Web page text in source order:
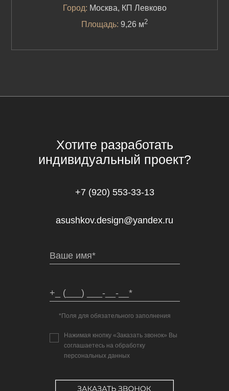
Город: Москва, КП Левково
Площадь: 9,26 м2
Хотите разработать
индивидуальный проект?
+7 (920) 553-33-13
asushkov.design@yandex.ru
*Поля для обязательного заполнения
Нажимая кнопку «Заказать звонок» Вы
соглашаетесь на обработку
персональных данных